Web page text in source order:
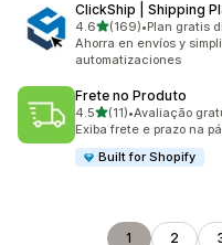
ClickShip | Shipping
4.6de 5 estrellas
(169)
169 reseñas en total
•Plan gratis
Ahorra en envíos y
automatizaciones
Frete no Produto
4.5de 5 estrellas
(11)
11 reseñas en total
•Avaliação
Exiba frete e prazo na
Built for Shopify
1 2